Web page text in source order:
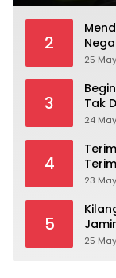
2
25
3
Tak
24
4
23
5
25